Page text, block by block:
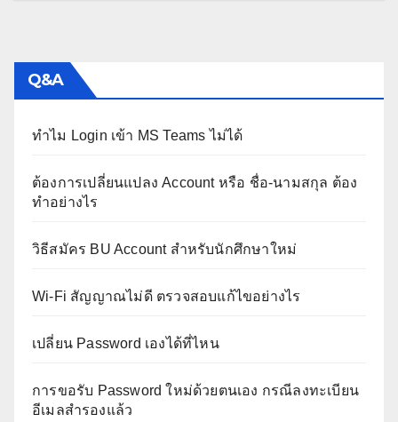
Q&A
ทำไม Login เข้า MS Teams ไม่ได้
ต้องการเปลี่ยนแปลง Account หรือ ชื่อ-นามสกุล ต้อง
ทำอย่างไร
วิธีสมัคร BU Account สำหรับนักศึกษาใหม่
Wi-Fi สัญญาณไม่ดี ตรวจสอบแก้ไขอย่างไร
เปลี่ยน Password เองได้ที่ไหน
การขอรับ Password ใหม่ด้วยตนเอง กรณีลงทะเบียน
อีเมลสำรองแล้ว